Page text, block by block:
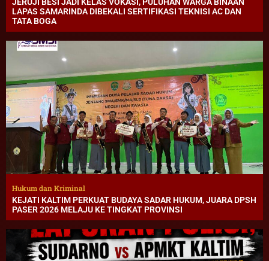
LAPAS SAMARINDA DIBEKALI SERTIFIKASI TEKNISI AC DAN
TATA BOGA
Hukum dan Kriminal
KEJATI KALTIM PERKUAT BUDAYA SADAR HUKUM, JUARA DPSH
PASER 2026 MELAJU KE TINGKAT PROVINSI